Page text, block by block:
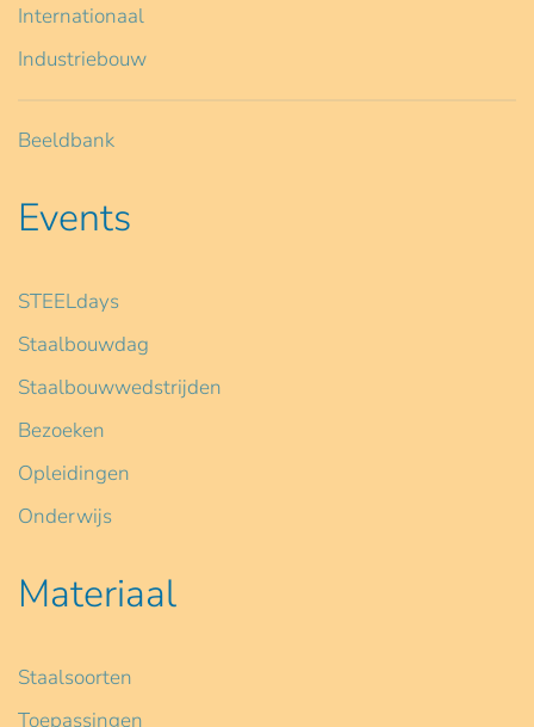
Internationaal
Industriebouw
Beeldbank
Events
STEELdays
Staalbouwdag
Staalbouwwedstrijden
Bezoeken
Opleidingen
Onderwijs
Materiaal
Staalsoorten
Toepassingen